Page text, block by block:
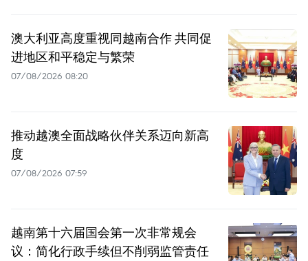
澳大利亚高度重视同越南合作 共同促
进地区和平稳定与繁荣
07/08/2026 08:20
推动越澳全面战略伙伴关系迈向新高
度
07/08/2026 07:59
越南第十六届国会第一次非常规会
议：简化行政手续但不削弱监管责任